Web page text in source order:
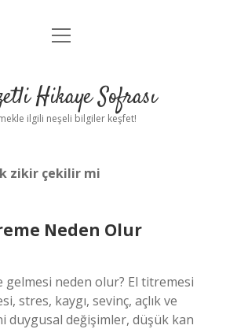
Anasayfa
Yasal Uyarı
menüyü
Hikaye Sofrası
ilgili neşeli bilgiler keşfet!
zikir çekilir mi
Neden Olur
gelmesi neden olur? El titremesi
stres, kaygı, sevinç, açlık ve
duygusal değişimler, düşük kan